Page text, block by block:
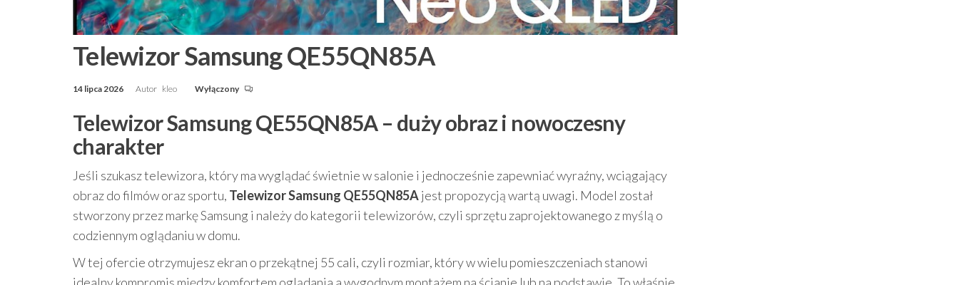
Telewizor Samsung QE55QN85A
14 lipca 2026 Autor kleo Wyłączony
Telewizor Samsung QE55QN85A – duży obraz i nowoczesny
charakter
Jeśli szukasz telewizora, który ma wyglądać świetnie w salonie i jednocześnie zapewniać wyraźny, wciągający
obraz do filmów oraz sportu, Telewizor Samsung QE55QN85Ajest propozycją wartą uwagi. Model został
stworzony przez markę Samsung i należy do kategorii telewizorów, czyli sprzętu zaprojektowanego z myślą o
codziennym oglądaniu w domu.
W tej ofercie otrzymujesz ekran o przekątnej 55 cali, czyli rozmiar, który w wielu pomieszczeniach stanowi